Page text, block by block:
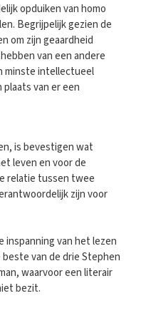
opduiken van homo
Begrijpelijk gezien de
om zijn geaardheid
van een andere
minste intellectueel
van er een
is bevestigen wat
leven en voor de
relatie tussen twee
zijn voor
inspanning van het lezen
van de drie Stephen
waarvoor een literair
bezit.